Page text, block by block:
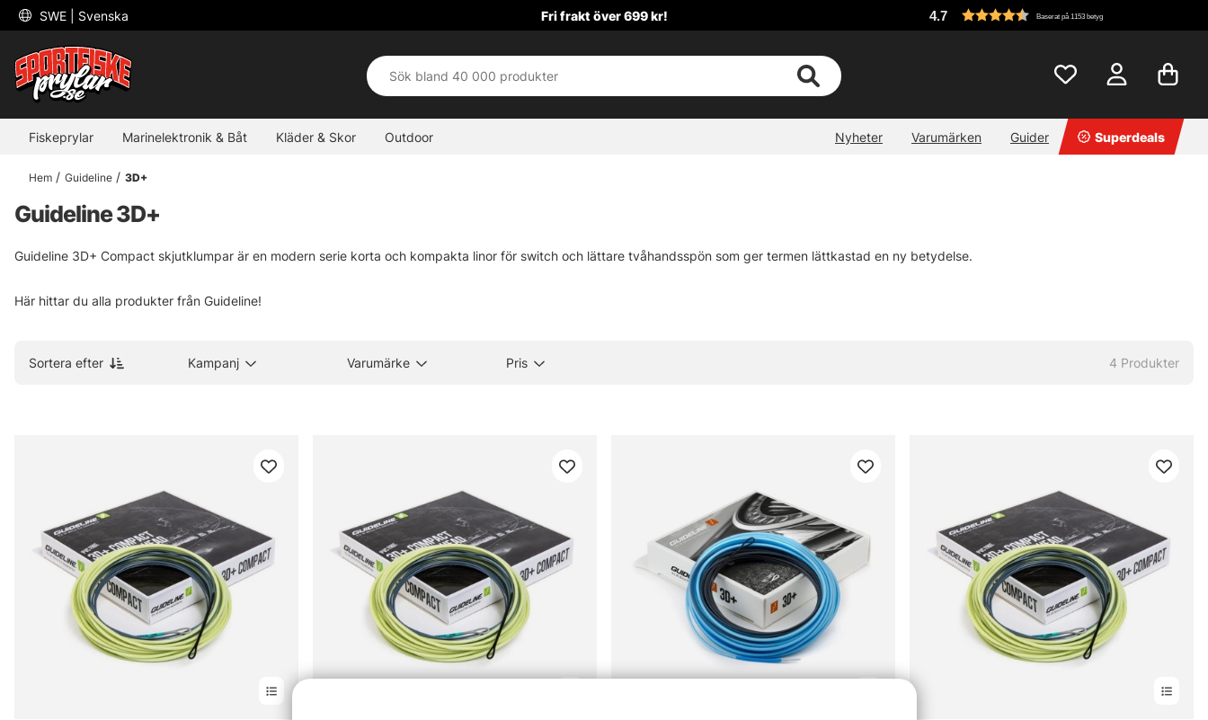
SWE | Svenska Fri frakt över 699 kr! 4.7 Baserat på 1153 betyg
Fiskeprylar Marinelektronik & Båt Kläder & Skor Outdoor Nyheter Varumärken Guider Superdeals
Hem Guideline 3D+
Guideline 3D+
Guideline 3D+ Compact skjutklumpar är en modern serie korta och kompakta linor för switch och lättare tvåhandsspön som ger termen lättkastad en ny betydelse.
Här hittar du alla produkter från Guideline!
Sortera efter Kampanj Varumärke Pris 4 Produkter